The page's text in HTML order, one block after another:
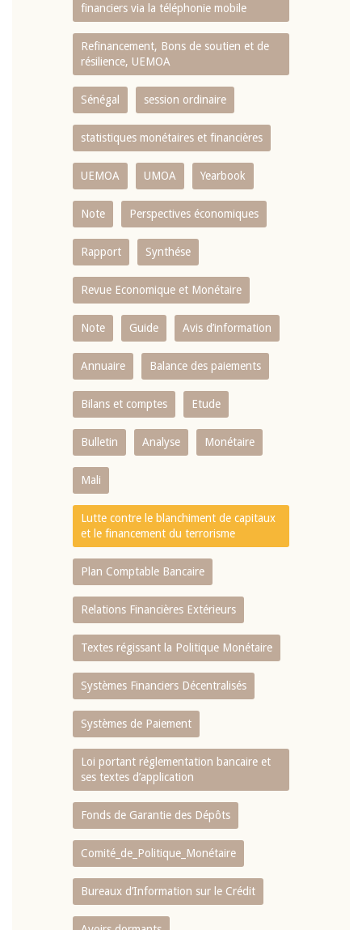
financiers via la téléphonie mobile
Refinancement, Bons de soutien et de
résilience, UEMOA
Sénégal session ordinaire
statistiques monétaires et financières
UEMOA UMOA Yearbook
Note Perspectives économiques
Rapport Synthése
Revue Economique et Monétaire
Note Guide Avis d’information
Annuaire Balance des paiements
Bilans et comptes Etude
Bulletin Analyse Monétaire
Mali
Lutte contre le blanchiment de capitaux
et le financement du terrorisme
Plan Comptable Bancaire
Relations Financières Extérieurs
Textes régissant la Politique Monétaire
Systèmes Financiers Décentralisés
Systèmes de Paiement
Loi portant réglementation bancaire et
ses textes d’application
Fonds de Garantie des Dépôts
Comité_de_Politique_Monétaire
Bureaux d’Information sur le Crédit